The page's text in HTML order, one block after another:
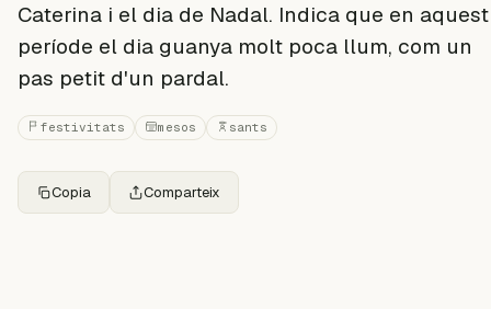
Caterina i el dia de Nadal. Indica que en aquest
període el dia guanya molt poca llum, com un
pas petit d'un pardal.
festivitats mesos sants
Copia Comparteix